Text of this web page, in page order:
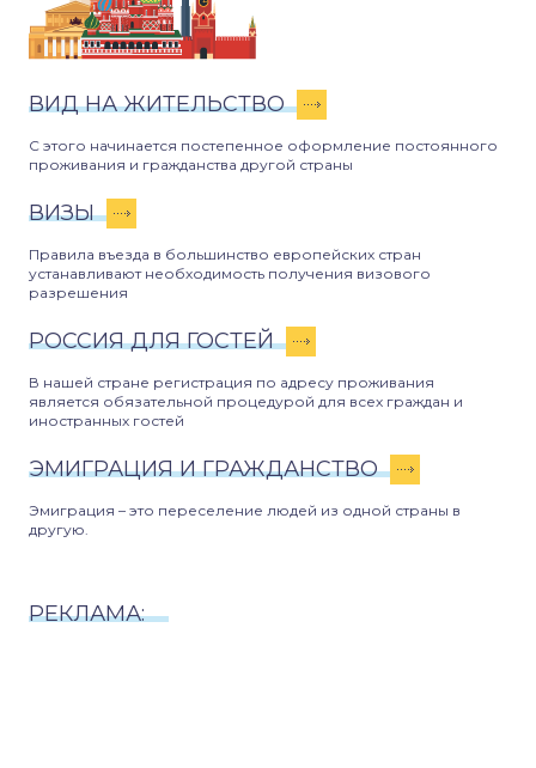
ВИД НА ЖИТЕЛЬСТВО
С этого начинается постепенное оформление постоянного
проживания и гражданства другой страны
ВИЗЫ
Правила въезда в большинство европейских стран
устанавливают необходимость получения визового
разрешения
РОССИЯ ДЛЯ ГОСТЕЙ
В нашей стране регистрация по адресу проживания
является обязательной процедурой для всех граждан и
иностранных гостей
ЭМИГРАЦИЯ И ГРАЖДАНСТВО
Эмиграция – это переселение людей из одной страны в
другую.
РЕКЛАМА: